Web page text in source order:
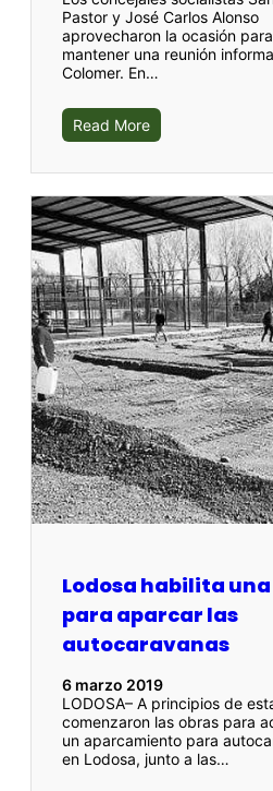
Pastor y José Carlos Alonso
aprovecharon la ocasión para
mantener una reunión
Colomer. En…
Read More
Lodosa habilita
para aparcar las
autocaravanas
6 marzo 2019
LODOSA– A principios de
comenzaron las obras para
un aparcamiento para
en Lodosa, junto a las…